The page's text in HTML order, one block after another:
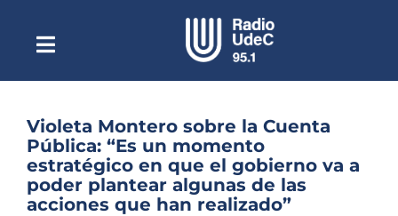
contenidoToggle
NavigationEscuchar Radio UdeC en vivo
Quiénes Somos
Programación
Podcast
Violeta Montero sobre la Cuenta
Pública: “Es un momento
estratégico en que el gobierno va a
poder plantear algunas de las
acciones que han realizado”